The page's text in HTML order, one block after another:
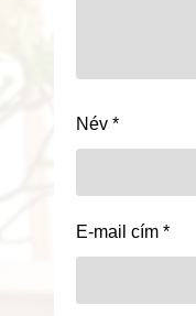
Név *
E-mail cím *